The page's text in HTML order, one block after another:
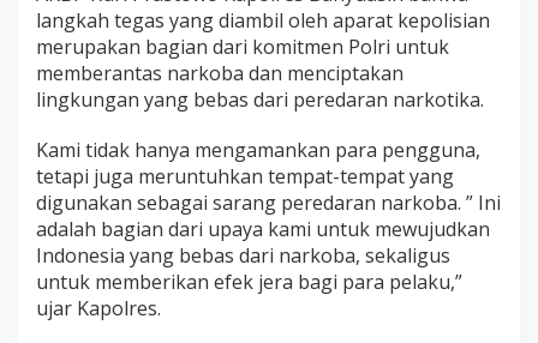
langkah tegas yang diambil oleh aparat kepolisian
merupakan bagian dari komitmen Polri untuk
memberantas narkoba dan menciptakan
lingkungan yang bebas dari peredaran narkotika.
Kami tidak hanya mengamankan para pengguna,
tetapi juga meruntuhkan tempat-tempat yang
digunakan sebagai sarang peredaran narkoba. ” Ini
adalah bagian dari upaya kami untuk mewujudkan
Indonesia yang bebas dari narkoba, sekaligus
untuk memberikan efek jera bagi para pelaku,”
ujar Kapolres.